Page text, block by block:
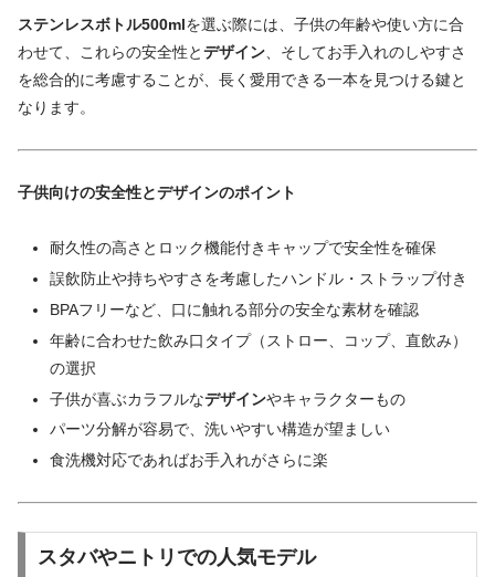
ステンレスボトル500mlを選ぶ際には、子供の年齢や使い方に合
わせて、これらの安全性とデザイン 、そしてお手入れのしやすさ
を総合的に考慮することが、長く愛用できる一本を見つける鍵と
なります。
子供向けの安全性とデザインのポイント
耐久性の高さとロック機能付きキャップで安全性を確保
誤飲防止や持ちやすさを考慮したハンドル・ストラップ付き
BPAフリーなど、口に触れる部分の安全な素材を確認
年齢に合わせた飲み口タイプ（ストロー、コップ、直飲み）
の選択
子供が喜ぶカラフルなデザインやキャラクターもの
パーツ分解が容易で、洗いやすい構造が望ましい
食洗機対応であればお手入れがさらに楽
スタバやニトリでの人気モデル